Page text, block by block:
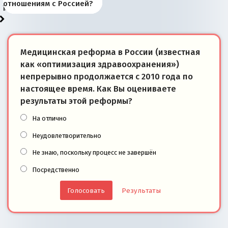
моря
победители
«переобувании» хозяев
суверенной экономике
Анкориджа
внутренней политике
отношениям с Россией?
Медицинская реформа в России (известная
как «оптимизация здравоохранения»)
непрерывно продолжается с 2010 года по
настоящее время. Как Вы оцениваете
результаты этой реформы?
На отлично
Неудовлетворительно
Не знаю, поскольку процесс не завершён
Посредственно
Результаты